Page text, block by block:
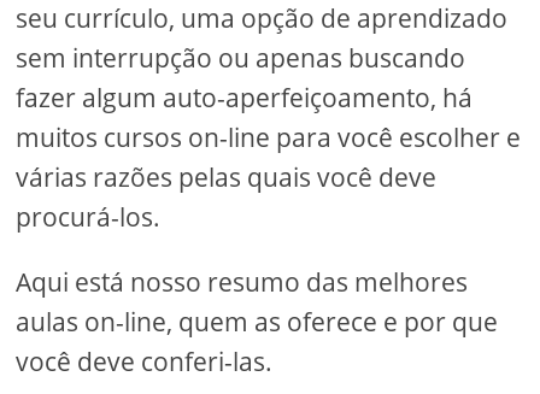
seu currículo, uma opção de aprendizado
sem interrupção ou apenas buscando
fazer algum auto-aperfeiçoamento, há
muitos cursos on-line para você escolher e
várias razões pelas quais você deve
procurá-los.
Aqui está nosso resumo das melhores
aulas on-line, quem as oferece e por que
você deve conferi-las.